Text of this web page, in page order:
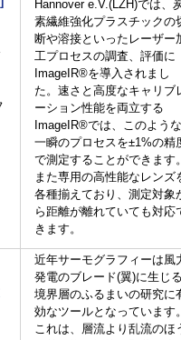
える長寿命クーラータイプ
いただけます。）
Hannover e.V.(LZH)では、
素繊維強化プラスチックの
断や溶接といったレーザー
工プロセスの調査、評価に
ImageIR®を導入されまし
た。速さと高度なキャリブ
ーション性能を両立する
ImageIR®では、このような
一瞬のプロセスを±1%の精
で測定することができます
また専用の高性能なレンズ
各種揃えており、測定対象
ら距離が離れていても対応
きます。
近年サーモグラフィーは風
発電のブレード(翼)に生じ
境界層のふるまいの研究に
効なツールとなっています
これは、層流より乱流のほ